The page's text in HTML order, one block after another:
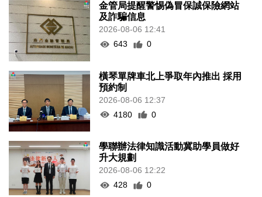
金管局提醒警惕偽冒保誠保險網站
及詐騙信息
2026-08-06 12:41
643
0
橫琴單牌車北上爭取年內推出 採用
預約制
2026-08-06 12:37
4180
0
學聯辦法律知識活動冀助學員做好
升大規劃
2026-08-06 12:22
428
0